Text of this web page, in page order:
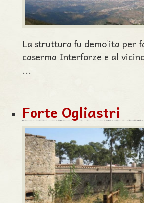
La struttura fu demolita per
caserma Interforze e al
...
Forte Ogliastri